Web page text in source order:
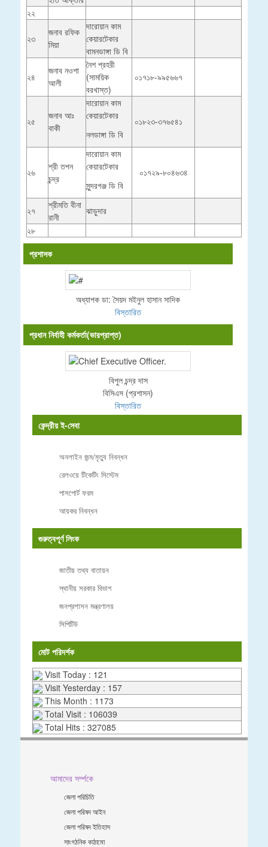
২২
২৩
জনাব রফিক
মিয়া
দারোয়ান কাম
কেয়ারটেকার
বামনডাঙ্গা ডি বি
২৪
জনাব নওশা
আলী
নৈশ প্রহরী
(সাময়িক
বরখাস্ত)
০১৭১৮-৯৯৫৬৬৭
২৫
জনাব আঃ
বাকী
দারোয়ান কাম
কেয়ারটেকার
নলডাঙ্গা ডি বি
০১৮২৩-৩৭৬৫৪১
২৬
শ্রী তপন
চন্দ্র
দারোয়ান কাম
কেয়ারটেকার
সুন্দরগঞ্জ ডি বি
০১৭২৯-৮০৪৬৩৪
২৭
শ্রীমতি বীনা
রানী
ঝাড়ুদার
২৮
প্রশাসক
অধ্যাপক ডা: সৈয়দ মইনুল হাসান সাদিক
বিস্তারিত
প্রধান নির্বাহী কর্মকর্তা(ভারপ্রাপ্ত)
বিপুল চন্দ্র দাস
বিসিএস (প্রশাসন)
বিস্তারিত
কেন্দ্রীয় ই-সেবা
অনলাইন জন্ম/মৃত্যু নিবন্ধন
রেলওয়ে টিকেটিং সিস্টেম
পাসপোর্ট ফরম
আয়কর নিবন্ধন
গুরুত্বপূর্ণ লিংক
জাতীয় তথ্য বাতায়ন
স্থানীয় সরকার বিভাগ
জনপ্রশাসন মন্ত্রণালয়
সিপিটিউ
মোট পরিদর্শক
Visit Today : 121
Visit Yesterday : 157
This Month : 1173
Total Visit : 106039
Total Hits : 327085
আমাদের সর্ম্পকে
জেলা পরিচিতি
জেলা পরিষদ আইন
জেলা পরিষদ ইতিহাস
সাংগঠনিক কাঠামো